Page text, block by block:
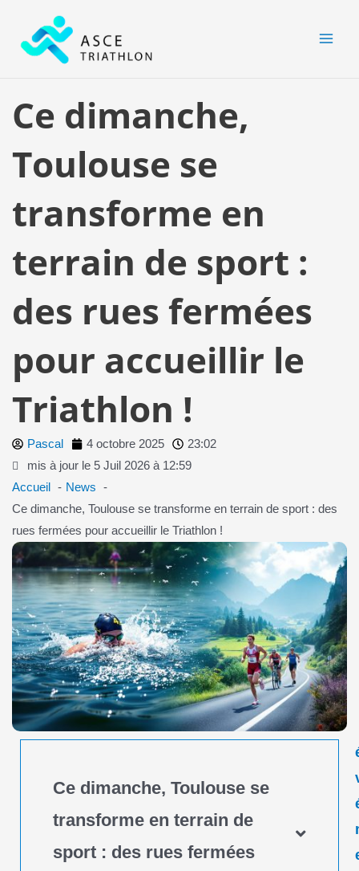
contenu
Ce dimanche,
Toulouse se
transforme en
terrain de sport :
des rues fermées
pour accueillir le
Triathlon !
Pascal 4 octobre 2025
23:02
mis à jour le 5 Juil 2026 à 12:59
Accueil
News
Ce dimanche, Toulouse se transforme en terrain de sport : des
rues fermées pour accueillir le Triathlon !
Ce dimanche, Toulouse se
transforme en terrain de
sport : des rues fermées